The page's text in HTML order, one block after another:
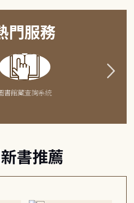
門服務
書館藏查詢系統
新書推薦